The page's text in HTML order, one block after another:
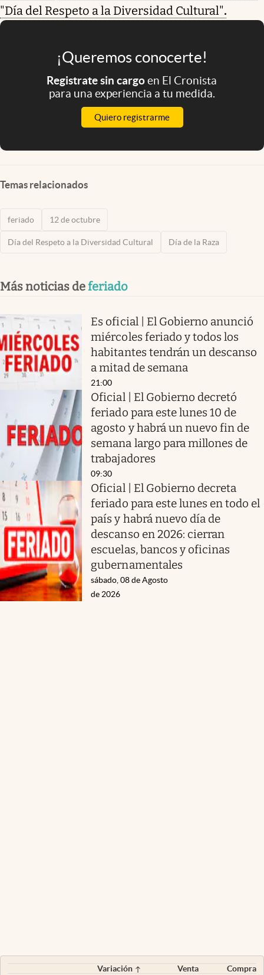
"Día del Respeto a la Diversidad Cultural".
¡Queremos conocerte!
Registrate sin cargoen El Cronista
para una experiencia a tu medida.
Quiero registrarme
Temas relacionados
feriado 12 de octubre
Día del Respeto a la Diversidad Cultural Día de la Raza
Más noticias deferiado
Es oficial | El Gobierno anunció
miércoles feriado y todos los
habitantes tendrán un descanso
a mitad de semana
21:00
Oficial | El Gobierno decretó
feriado para este lunes 10 de
agosto y habrá un nuevo fin de
semana largo para millones de
trabajadores
09:30
Oficial | El Gobierno decreta
feriado para este lunes en todo el
país y habrá nuevo día de
descanso en 2026: cierran
escuelas, bancos y oficinas
gubernamentales
sábado, 08 de Agosto
de 2026
Variación Venta
Compra